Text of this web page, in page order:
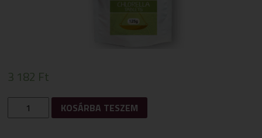
3 182 Ft
ORGANIQA
KOSÁRBA TESZEM